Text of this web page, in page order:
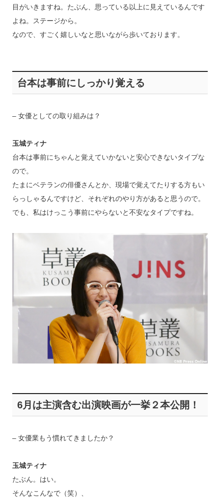
目がいきますね。たぶん、思っている以上に見えているんです
よね。ステージから。
なので、すごく嬉しいなと思いながら歩いております。
台本は事前にしっかり覚える
– 女優としての取り組みは？
玉城ティナ
台本は事前にちゃんと覚えていかないと安心できないタイプな
ので。
たまにベテランの俳優さんとか、現場で覚えてたりする方もい
らっしゃるんですけど、それぞれのやり方があると思うので。
でも、私はけっこう事前にやらないと不安なタイプですね。
6月は主演含む出演映画が一挙２本公開！
– 女優業もう慣れてきましたか？
玉城ティナ
たぶん。はい。
そんなこんなで（笑）、